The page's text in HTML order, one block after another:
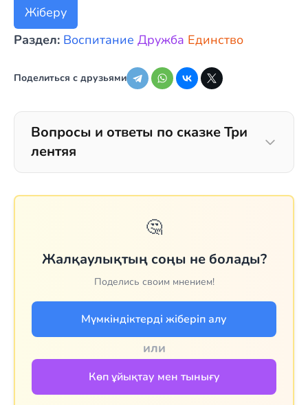
Жіберу
Раздел: Воспитание Дружба Единство
Поделиться с друзьями
Вопросы и ответы по сказке Три
лентяя
🤔
Жалқаулықтың соңы не болады?
Поделись своим мнением!
Мүмкіндіктерді жіберіп алу
или
Көп ұйықтау мен тынығу